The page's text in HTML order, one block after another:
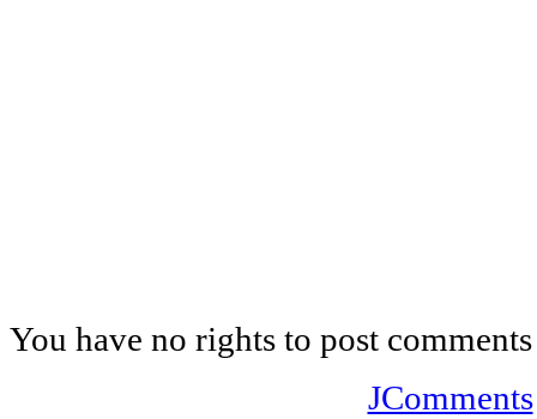
You have no rights to post comments
JComments